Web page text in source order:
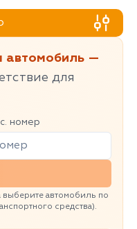
автомобиль —
для
номер
автомобиль по
средства).